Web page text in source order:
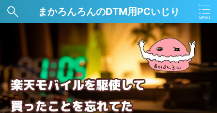
まかろんろんのDTM用PCいじり